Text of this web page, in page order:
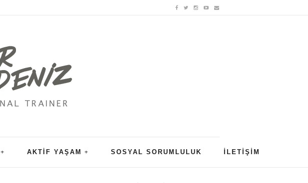
AKTIF YAŞAM SOSYAL SORUMLULUK İLETIŞIM